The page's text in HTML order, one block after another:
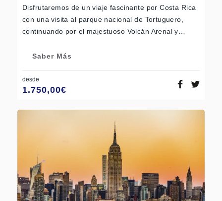
Disfrutaremos de un viaje fascinante por Costa Rica
con una visita al parque nacional de Tortuguero,
continuando por el majestuoso Volcán Arenal y…
Saber Más
desde
1.750,00€